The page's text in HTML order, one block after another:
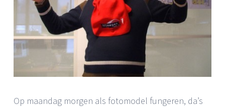
Op maandag morgen als fotomodel fungeren, da’s